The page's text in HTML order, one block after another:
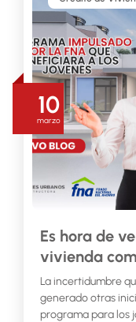
Es hora de
vivienda
ganar
ellos
La incertidumbre
generado otras
programa para los
10
marzo